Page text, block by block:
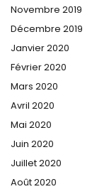
Novembre 2019
Décembre 2019
Janvier 2020
Février 2020
Mars 2020
Avril 2020
Mai 2020
Juin 2020
Juillet 2020
Août 2020